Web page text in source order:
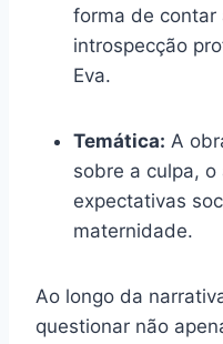
forma de contar
introspecção
Eva.
Temática: A
sobre a culpa,
expectativas
maternidade.
Ao longo da
questionar não